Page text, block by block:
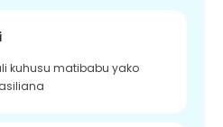
kuhusu matibabu yako